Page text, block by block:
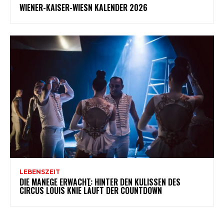
WIENER-KAISER-WIESN KALENDER 2026
LEBENSZEIT
DIE MANEGE ERWACHT: HINTER DEN KULISSEN DES
CIRCUS LOUIS KNIE LÄUFT DER COUNTDOWN